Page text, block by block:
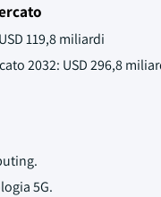
119,8 miliardi
2032: USD 296,8
5G.